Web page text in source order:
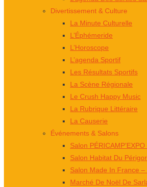
Divertissement & Culture
La Minute Culturelle
L’Éphémeride
L’Horoscope
L’agenda Sportif
Les Résultats Sportifs
La Scène Régionale
Le Crush Happy Music
La Rubrique Littéraire
La Causerie
Événements & Salons
Salon
Salon Habitat Du
Salon Made In France –
Marché De Noël De